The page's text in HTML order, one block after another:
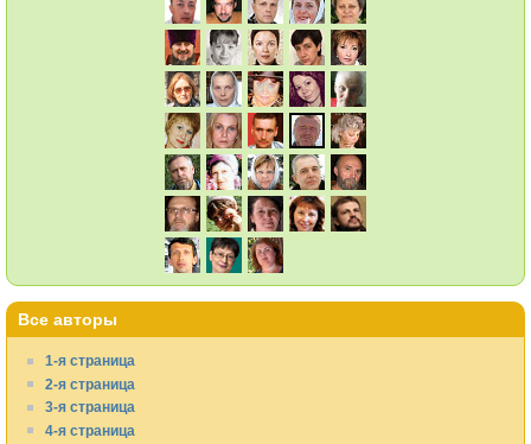
Все авторы
1-я страница
2-я страница
3-я страница
4-я страница